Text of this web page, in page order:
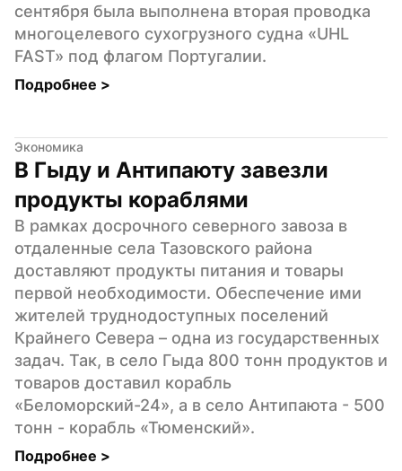
сентября была выполнена вторая проводка
многоцелевого сухогрузного судна «UHL
FAST» под флагом Португалии.
Подробнее >
Экономика
В Гыду и Антипаюту завезли
продукты кораблями
В рамках досрочного северного завоза в
отдаленные села Тазовского района
доставляют продукты питания и товары
первой необходимости. Обеспечение ими
жителей труднодоступных поселений
Крайнего Севера – одна из государственных
задач. Так, в село Гыда 800 тонн продуктов и
товаров доставил корабль
«Беломорский-24», а в село Антипаюта - 500
тонн - корабль «Тюменский».
Подробнее >